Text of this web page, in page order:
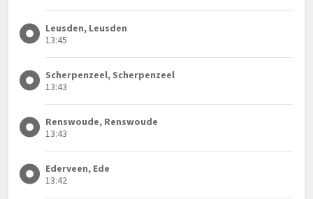
Leusden, Leusden
13:45
Scherpenzeel, Scherpenzeel
13:43
Renswoude, Renswoude
13:43
Ederveen, Ede
13:42